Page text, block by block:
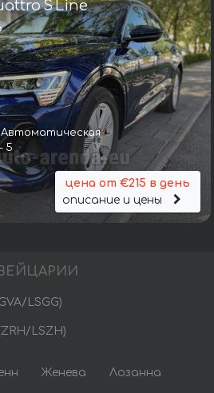
S Line
Автоматическая
5
цена от €215 в день
описание и цены
LSGG)
LSZH)
Женева Лозанна